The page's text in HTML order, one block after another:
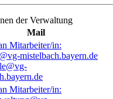
der Verwaltung
Mail